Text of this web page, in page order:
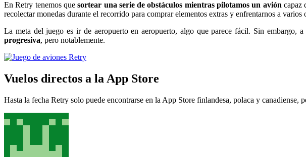
En Retry tenemos quesortear una serie de obstáculos mientras pilotamos un avión capaz
recolectar monedas durante el recorrido para comprar elementos extras y enfrentarnos a
La meta del juego es ir de aeropuerto en aeropuerto, algo que parece fácil. Sin embargo,
progresiva, pero notablemente.
Vuelos directos a la App Store
Hasta la fecha Retry solo puede encontrarse en la App Store finlandesa, polaca y canadiense,